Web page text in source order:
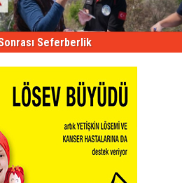
Seferberlik